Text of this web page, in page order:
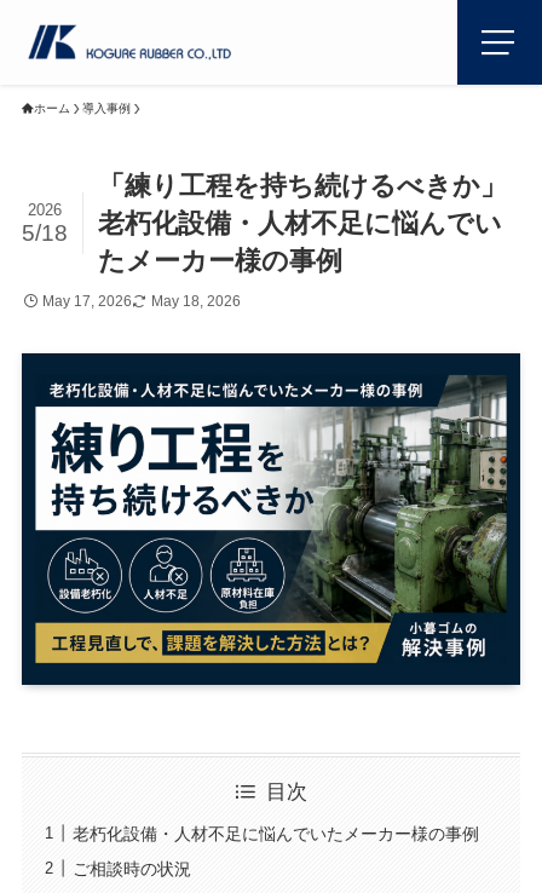
ホーム 導入事例
「練り工程を持ち続けるべきか」
老朽化設備・人材不足に悩んでい
たメーカー様の事例
2026
5/18
May 17, 2026 May 18, 2026
目次
老朽化設備・人材不足に悩んでいたメーカー様の事例
ご相談時の状況